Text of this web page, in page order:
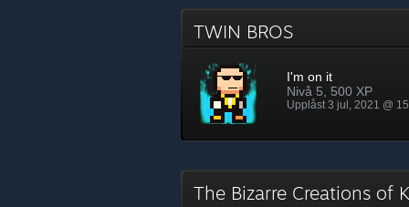
TWIN BROS
I'm on it
Nivå 5, 500 XP
Upplåst 3 jul, 2021 @
The Bizarre Creations of